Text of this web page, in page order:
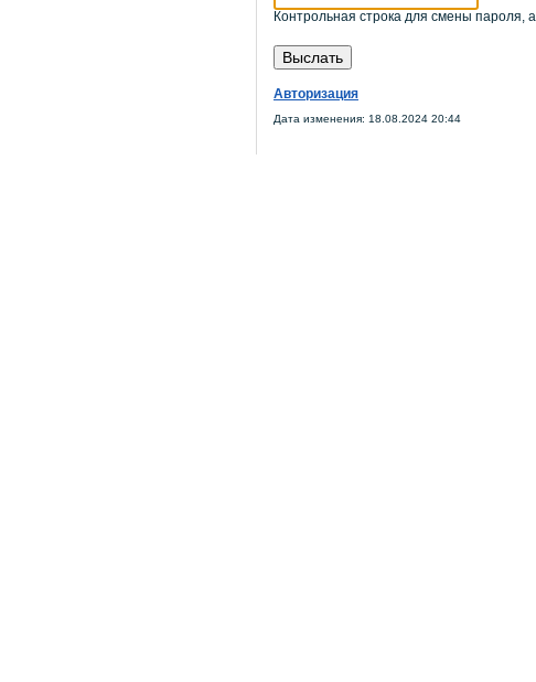
Контрольная строка для смены пароля,
Авторизация
Дата изменения: 18.08.2024 20:44